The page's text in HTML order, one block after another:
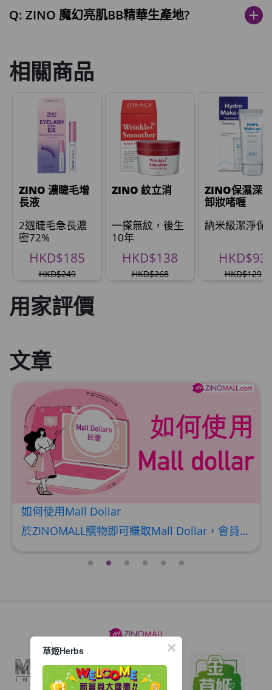
Q: ZINO 魔幻亮肌BB精華生產地? add
相關商品
ZINO 濃睫毛增
長液
2週睫毛急長濃
密72%
HKD$185
HKD$249
ZINO 紋立消
一搽無紋，後生
10年
HKD$138
HKD$268
ZINO保濕深層
卸妝啫喱
納米級潔淨保
HKD$93
HKD$129
用家評價
文章
如何使用Mall Dollar
於ZINOMALL購物即可賺取Mall Dollar，會員每次購物折實後每滿HK$100，即可賺取$5 Mall Dollar回贈。Mall Dollar 將會於訂單派送成功後7-14個工作天內自動加至客人户口。下次購物時，每 $1 Mall Dollar 即可當 HK$1 使用。 Step 1 請輸入電郵及密碼後按【登入】或直接連結Facebook 登入 Step 2 挑選合適貨品後，輸入購買數量，然後按【加入購物車】 Step 3 按一下右上角的購物車圖案 ,
草姬Herbs